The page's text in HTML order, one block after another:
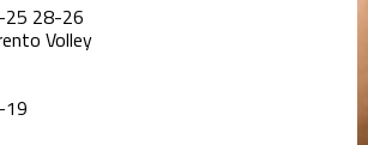
-25 28-26
Volley
-19